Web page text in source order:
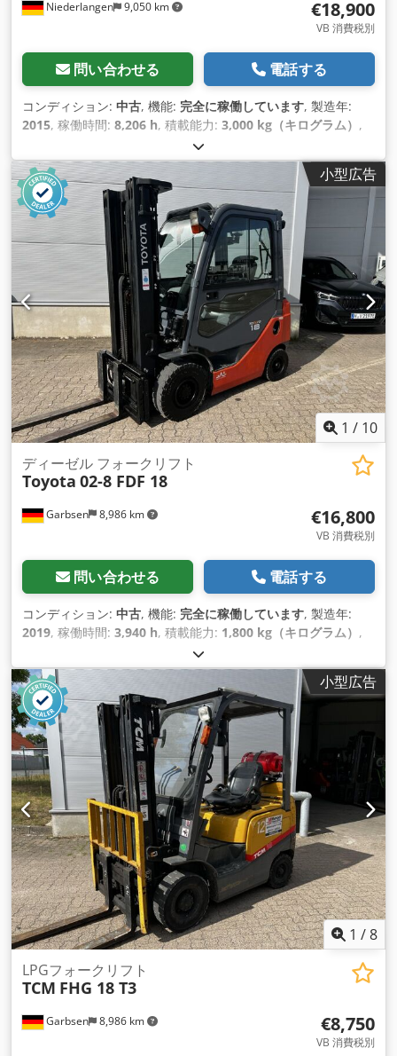
Niederlangen 9,050 km €18,900
VB 消費税別
問い合わせる 電話する
コンディション: 中古, 機能: 完全に稼働しています, 製造年:
2015, 稼働時間: 8,206 h, 積載能力: 3,000 kg（キログラム） ,
, フリーリフト:150 mm
ゼル, マスト型式:シンプレックス, 建設高:2,713 mm, フォー
クキャリッジ幅:1,150 mm 小型広告
1 / 10
Garbsen 8,986 km
ディーゼル フォークリフト
Toyota 02-8 FDF 18
€16,800
VB 消費税別
問い合わせる 電話する
コンディション: 中古, 機能: 完全に稼働しています, 製造年:
2019, 稼働時間: 3,940 h, 積載能力: 1,800 kg（キログラム） ,
, フリーリフト:1,610 mm
ーゼル, マスト型式:トリプレックス, 建設高:2,145 mm, フォ
ーク長:1,200 mm 3,000 kg（キログラム）, 全長:
2,315 mm, 駆動方式: Diesel, 建設幅:1,070 mm,
小型広告
1 /8
Garbsen 8,986 km
LPGフォークリフト
TCM FHG 18 T3
€8,750
VB 消費税別